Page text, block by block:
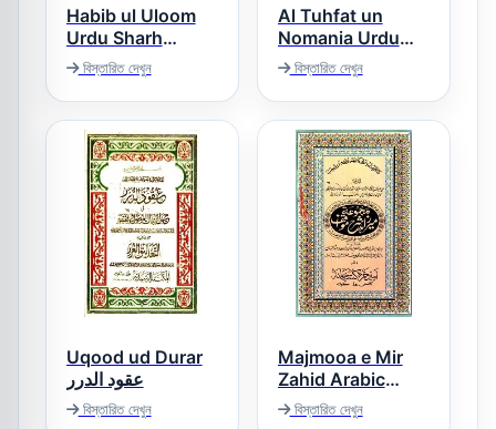
Habib ul Uloom
Urdu Sharh
Sullam ul Uloom
حبیب العلوم اردو
شرح سلم العلوم
বিস্তারিত দেখুন
Al Tuhfat un
Nomania Urdu
Sharh Sharh-e-
Sullam ul
Kofamvia التحفۃ
النعمانیہ
বিস্তারিত দেখুন
Uqood ud Durar
عقود الدرر
বিস্তারিত দেখুন
Majmooa e Mir
Zahid Arabic
Sharh Umoor e
Aama میر زاھد ،
বিস্তারিত দেখুন